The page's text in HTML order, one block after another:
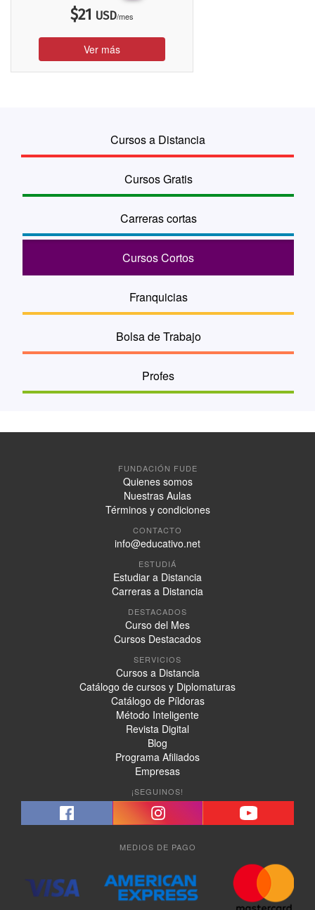
$21 USD/mes
Ver más
Cursos a Distancia
Cursos Gratis
Carreras cortas
Cursos Cortos
Franquicias
Bolsa de Trabajo
Profes
FUNDACIÓN FUDE
Quienes somos
Nuestras Aulas
Términos y condiciones
CONTACTO
info@educativo.net
ESTUDIÁ
Estudiar a Distancia
Carreras a Distancia
DESTACADOS
Curso del Mes
Cursos Destacados
SERVICIOS
Cursos a Distancia
Catálogo de cursos y Diplomaturas
Catálogo de Píldoras
Método Inteligente
Revista Digital
Blog
Programa Afiliados
Empresas
¡SEGUINOS!
MEDIOS DE PAGO